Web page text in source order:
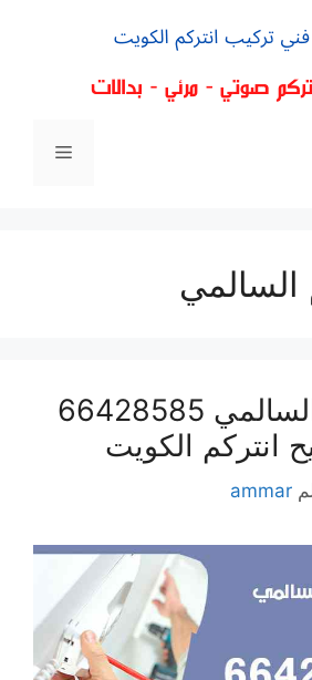
السالمي
فني انتركم السالمي 66428585
انتركم الكويت
ammar